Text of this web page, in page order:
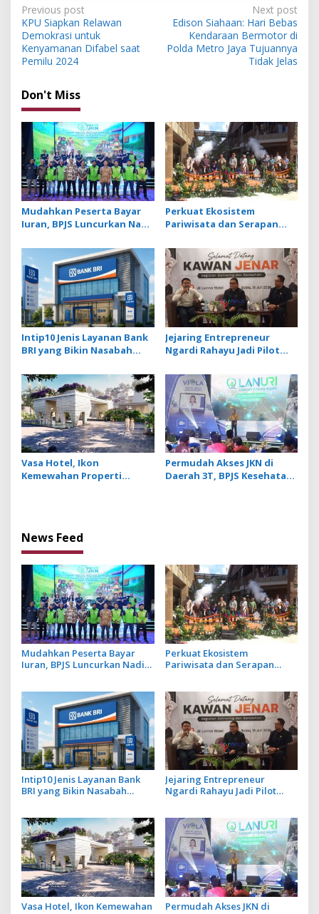
P
o
s
t
n
a
v
i
g
a
t
i
o
n
Previous post
KPU Siapkan Relawan
Demokrasi untuk
Kenyamanan Difabel saat
Pemilu 2024
Next post
Edison Siahaan: Hari Bebas
Kendaraan Bermotor di
Polda Metro Jaya Tujuannya
Tidak Jelas
Don't Miss
Mudahkan Peserta Bayar
Iuran, BPJS Luncurkan Nadi
Menabung
Perkuat Ekosistem
Pariwisata dan Serapan
Grand Outlet Bali Resmi
Dibuka di KEK Kura Kura
Intip10 Jenis Layanan Bank
BRI yang Bikin Nasabah
Jejaring Entrepreneur
Ngardi Rahayu Jadi Pilot
Nusa Dua
Vasa Hotel, Ikon
Kemewahan Properti
Permudah Akses JKN di
Daerah 3T, BPJS Kesehatan
News Feed
Mudahkan Peserta Bayar
Iuran, BPJS Luncurkan Nadi
Perkuat Ekosistem
Pariwisata dan Serapan
KEK Kura Kura
Intip10 Jenis Layanan Bank
BRI yang Bikin Nasabah
Jejaring Entrepreneur
Ngardi Rahayu Jadi Pilot
Vasa Hotel, Ikon Kemewahan
Permudah Akses JKN di